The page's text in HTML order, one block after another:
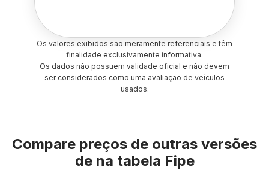
Os valores exibidos são meramente referenciais e têm
finalidade exclusivamente informativa.
Os dados não possuem validade oficial e não devem
ser considerados como uma avaliação de veículos
usados.
Compare preços de outras versões
de na tabela Fipe